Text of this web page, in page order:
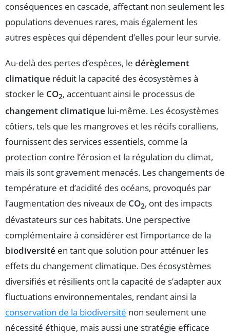
conséquences en cascade, affectant non seulement les
populations devenues rares, mais également les
autres espèces qui dépendent d’elles pour leur survie.
Au-delà des pertes d’espèces, le dérèglement
climatique réduit la capacité des écosystèmes à
stocker le CO2, accentuant ainsi le processus de
changement climatique lui-même. Les écosystèmes
côtiers, tels que les mangroves et les récifs coralliens,
fournissent des services essentiels, comme la
protection contre l’érosion et la régulation du climat,
mais ils sont gravement menacés. Les changements de
température et d’acidité des océans, provoqués par
l’augmentation des niveaux de CO2, ont des impacts
dévastateurs sur ces habitats. Une perspective
complémentaire à considérer est l’importance de la
biodiversité en tant que solution pour atténuer les
effets du changement climatique. Des écosystèmes
diversifiés et résilients ont la capacité de s’adapter aux
fluctuations environnementales, rendant ainsi la
conservation de la biodiversité non seulement une
nécessité éthique, mais aussi une stratégie efficace